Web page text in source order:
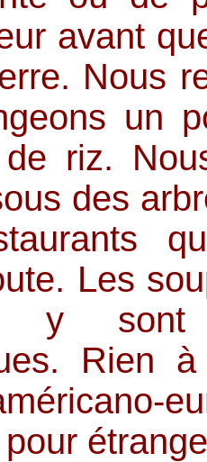
avant
Nous
un
riz.
des
Les
y
Rien